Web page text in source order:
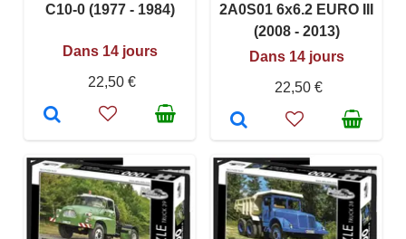
C10-0 (1977 - 1984)
Dans 14 jours
22,50 €
2A0S01 6x6.2 EURO III
(2008 - 2013)
Dans 14 jours
22,50 €